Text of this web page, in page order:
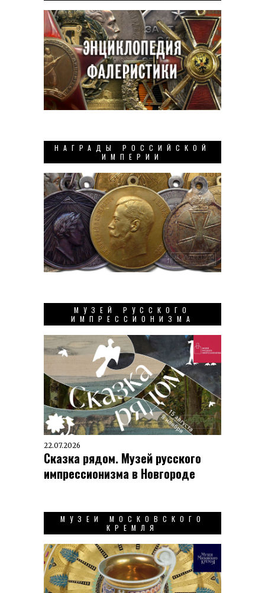
НАГРАДЫ РОССИЙСКОЙ
ИМПЕРИИ
МУЗЕЙ РУССКОГО
ИМПРЕССИОНИЗМА
22.07.2026
Сказка рядом. Музей русского
импрессионизма в Новгороде
МУЗЕИ МОСКОВСКОГО
КРЕМЛЯ